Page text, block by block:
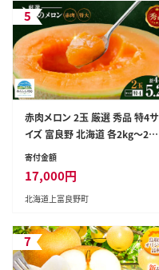
5
赤肉メロン 2玉 厳選 秀品 特4サ
イズ 富良野 北海道 各2kg～2.6
kg 2玉 セット ファーム富良野 メ
ーツ デザート 旬の果物 旬のフ
ルーツ
寄付金額
17,000円
北海道上富良野町
7